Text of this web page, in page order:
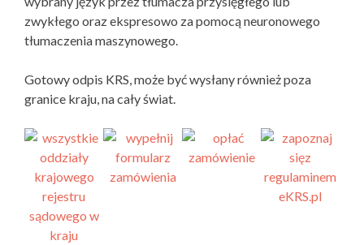
zwykłego oraz ekspresowo za pomocą neuronowego
tłumaczenia maszynowego.
Gotowy odpis KRS, może być wysłany również poza
granice kraju, na cały świat.